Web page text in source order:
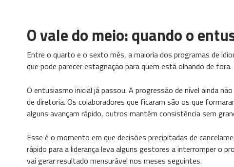
O vale do meio: quando o
Entre o quarto e o sexto mês, a maioria dos programas de
que pode parecer estagnação para quem está olhando de fora.
O entusiasmo inicial já passou. A progressão de nível ainda
de diretoria. Os colaboradores que ficaram são os que
alguns avançam rápido, outros mantêm consistência sem
Esse é o momento em que decisões precipitadas de
rápido para a liderança leva alguns gestores a interromper o
vai gerar resultado mensurável nos meses seguintes.